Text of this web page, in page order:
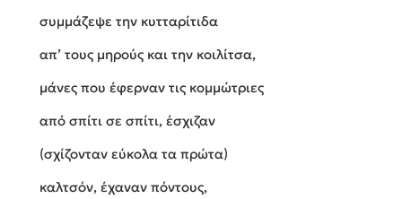
συμμάζεψε την κυτταρίτιδα
απ’ τους μηρούς και την κοιλίτσα,
μάνες που έφερναν τις κομμώτριες
από σπίτι σε σπίτι, έσχιζαν
(σχίζονταν εύκολα τα πρώτα)
καλτσόν, έχαναν πόντους,